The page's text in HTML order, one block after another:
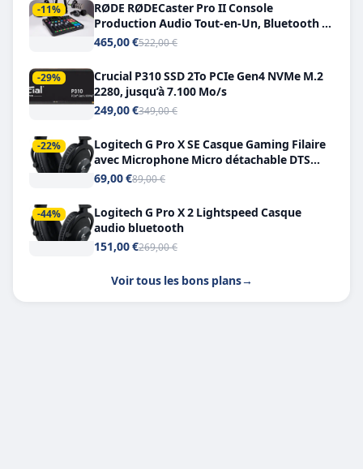
-11%
RØDE RØDECaster Pro II Console
Production Audio Tout-en-Un, Bluetooth et
Double USB-C
465,00 €522,00 €
-29%
Crucial P310 SSD 2To PCIe Gen4 NVMe M.2
2280, jusqu’à 7.100 Mo/s
249,00 €349,00 €
-22%
Logitech G Pro X SE Casque Gaming Filaire
avec Microphone Micro détachable DTS
Headphone X 7.1
69,00 €89,00 €
-44%
Logitech G Pro X 2 Lightspeed Casque
audio bluetooth
151,00 €269,00 €
Voir tous les bons plans→